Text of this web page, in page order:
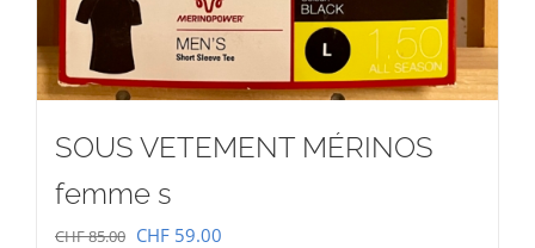
SOUS VETEMENT MÉRINOS
femme s
CHF85.00 Le
CHF 59.00